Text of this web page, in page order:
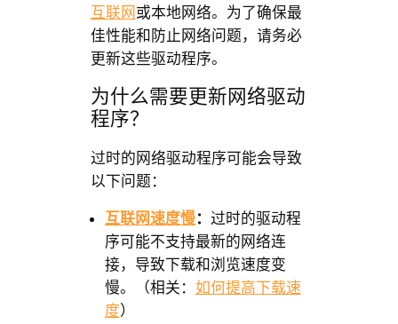
互联网 或本地网络。为了确保最
佳性能和防止网络问题，请务必
更新这些驱动程序。
为什么需要更新网络驱动
程序？
过时的网络驱动程序可能会导致
以下问题：
互联网速度慢： 过时的驱动程
序可能不支持最新的网络连
接，导致下载和浏览速度变
慢。（相关： 如何提高下载速
度）